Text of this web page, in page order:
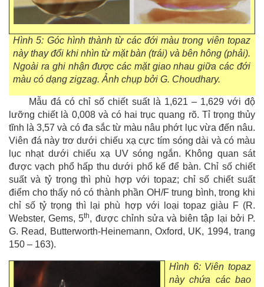
Hình 5: Góc hình thành từ các đới màu trong viên topaz
này thay đổi khi nhìn từ mặt bàn (trái) và bên hông (phải).
Ngoài ra ghi nhận được các mặt giao nhau giữa các đới
màu có dạng zigzag. Ảnh chụp bởi G. Choudhary.
Mẫu đá có chỉ số chiết suất là 1,621 – 1,629 với độ
lưỡng chiết là 0,008 và có hai trục quang rõ. Tỉ trọng thủy
tĩnh là 3,57 và có đa sắc từ màu nâu phớt lục vừa đến nâu.
Viên đá này trơ dưới chiếu xạ cực tím sóng dài và có màu
lục nhạt dưới chiếu xạ UV sóng ngắn. Không quan sát
được vạch phổ hấp thu dưới phổ kế để bàn. Chỉ số chiết
suất và tỷ trọng thì phù hợp với topaz; chỉ số chiết suất
điểm cho thấy nó có thành phần OH/F trung bình, trong khi
chỉ số tỷ trọng thì lại phù hợp với loại topaz giàu F (R.
Webster, Gems, 5th, được chỉnh sửa và biên tập lại bởi P.
G. Read, Butterworth-Heinemann, Oxford, UK, 1994, trang
150 – 163).
Hình 6: Viên topaz
này chứa các bao